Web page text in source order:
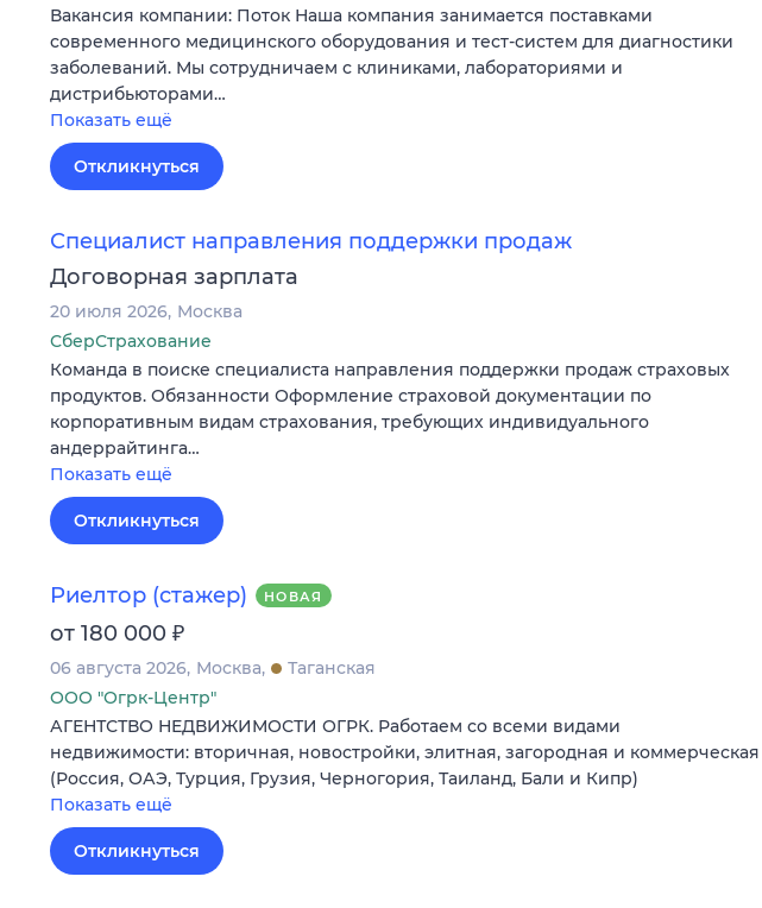
Вакансия компании: Поток Наша компания занимается поставками
современного медицинского оборудования и тест-систем для диагностики
заболеваний. Мы сотрудничаем с клиниками, лабораториями и
дистрибьюторами…
Показать ещё
Откликнуться
Специалист направления поддержки продаж
Договорная зарплата
20 июля 2026 Москва
СберСтрахование
Команда в поиске специалиста направления поддержки продаж страховых
продуктов. Обязанности Оформление страховой документации по
корпоративным видам страхования, требующих индивидуального
андеррайтинга…
Показать ещё
Откликнуться
Риелтор (стажер) НОВАЯ
от 180 000 ₽
06 августа 2026 Москва
Таганская
ООО "Огрк-Центр"
АГЕНТСТВО НЕДВИЖИМОСТИ ОГРК. Работаем со всеми видами
недвижимости: вторичная, новостройки, элитная, загородная и коммерческая
(Россия, ОАЭ, Турция, Грузия, Черногория, Таиланд, Бали и Кипр)
Показать ещё
Откликнуться